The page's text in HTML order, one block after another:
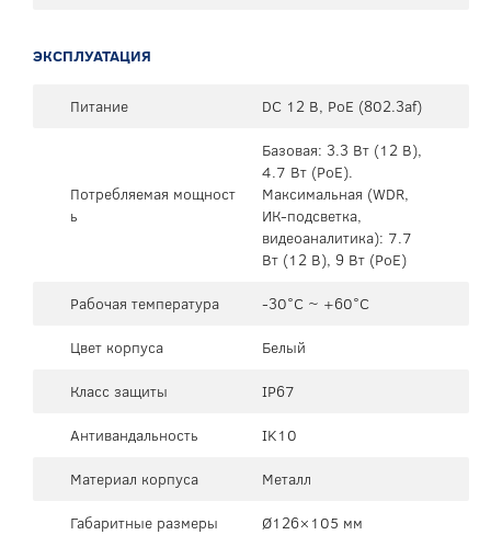
ЭКСПЛУАТАЦИЯ
Питание DC 12 В, PoE (802.3af)
Потребляемая мощност
ь
Базовая: 3.3 Вт (12 В),
4.7 Вт (PoE).
Максимальная (WDR,
ИК-подсветка,
видеоаналитика): 7.7
Вт (12 В), 9 Вт (PoE)
Рабочая температура
-30°C ~ +60°C
Цвет корпуса
Белый
Класс защиты
IP67
Антивандальность
IK10
Материал корпуса
Металл
Габаритные размеры
Ø126×105 мм